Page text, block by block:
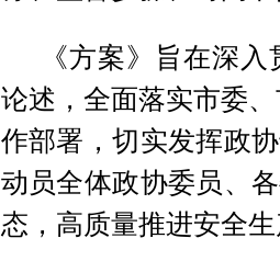
《方案》旨在深
论述，全面落实市委
作部署，切实发挥政
动员全体政协委员、
态，高质量推进安全